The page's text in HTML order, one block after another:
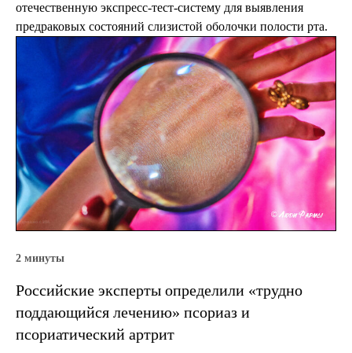
отечественную экспресс-тест-систему для выявления
предраковых состояний слизистой оболочки полости рта.
2 минуты
Российские эксперты определили «трудно
поддающийся лечению» псориаз и
псориатический артрит